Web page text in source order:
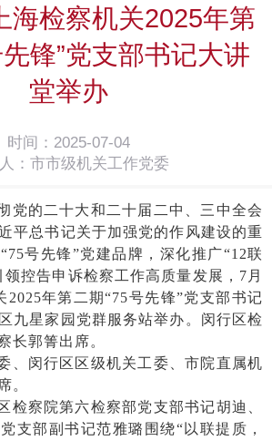
海检察机关2025年第
锋”党支部书记大讲
堂举办
时间：2025-07-04
：市市级机关工作党委
党的二十大和二十届二中、三中全会
平总书记关于加强党的作风建设的重
“75号先锋”党建品牌，深化推广“12联
控告申诉检察工作高质量发展，7月
2025年第二期“75号先锋”党支部书记
九星家园党群服务站举办。闵行区检
长郭箐出席。
、闵行区区级机关工委、市院直属机
。
检察院第六检察部党支部书记胡迪、
支部副书记范雅璐围绕“以联提质，